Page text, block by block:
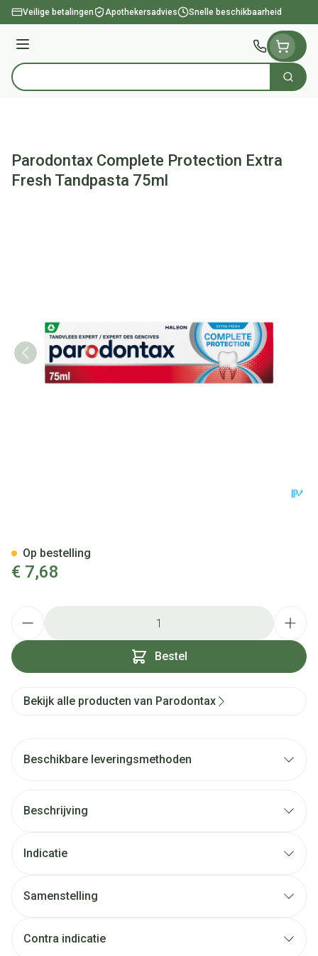
Ga naar de inhoud
Veilige betalingen Apothekersadvies Snelle beschikbaarheid
Menu
Product, merk, categorie... Zoek
Parodontax Complete Protection Extra
Fresh Tandpasta 75ml
€ 7,68
Bestel
Op bestelling
Bekijk alle producten van Parodontax
Beschikbare leveringsmethoden
Beschrijving
Indicatie
Samenstelling
Contra indicatie